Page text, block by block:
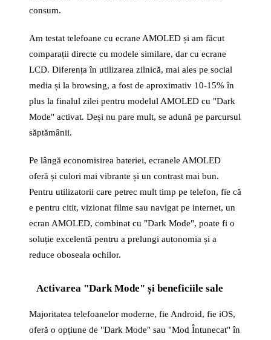
consum.
Am testat telefoane cu ecrane AMOLED și am făcut
comparații directe cu modele similare, dar cu ecrane
LCD. Diferența în utilizarea zilnică, mai ales pe social
media și la browsing, a fost de aproximativ 10-15% în
plus la finalul zilei pentru modelul AMOLED cu "Dark
Mode" activat. Deși nu pare mult, se adună pe parcursul
săptămânii.
Pe lângă economisirea bateriei, ecranele AMOLED
oferă și culori mai vibrante și un contrast mai bun.
Pentru utilizatorii care petrec mult timp pe telefon, fie că
e pentru citit, vizionat filme sau navigat pe internet, un
ecran AMOLED, combinat cu "Dark Mode", poate fi o
soluție excelentă pentru a prelungi autonomia și a
reduce oboseala ochilor.
Activarea "Dark Mode" și beneficiile sale
Majoritatea telefoanelor moderne, fie Android, fie iOS,
oferă o opțiune de "Dark Mode" sau "Mod Întunecat" în